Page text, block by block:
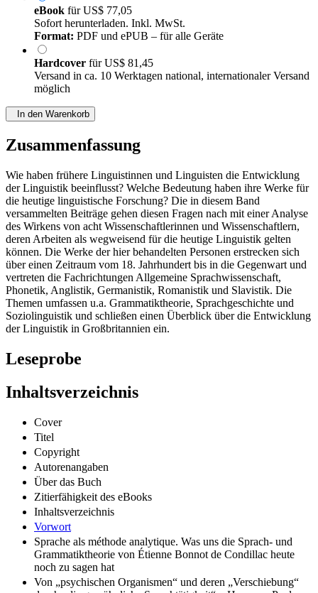
eBook fürUS$ 77,05
Sofort herunterladen. Inkl. MwSt.
Format: PDF und ePUB – für alle Geräte
Hardcover fürUS$ 81,45
Versand in ca. 10 Werktagen national, internationaler Versand
möglich
In den Warenkorb
Zusammenfassung
Wie haben frühere Linguistinnen und Linguisten die Entwicklung
der Linguistik beeinflusst? Welche Bedeutung haben ihre Werke für
die heutige linguistische Forschung? Die in diesem Band
versammelten Beiträge gehen diesen Fragen nach mit einer Analyse
des Wirkens von acht Wissenschaftlerinnen und Wissenschaftlern,
deren Arbeiten als wegweisend für die heutige Linguistik gelten
können. Die Werke der hier behandelten Personen erstrecken sich
über einen Zeitraum vom 18. Jahrhundert bis in die Gegenwart und
vertreten die Fachrichtungen Allgemeine Sprachwissenschaft,
Phonetik, Anglistik, Germanistik, Romanistik und Slavistik. Die
Themen umfassen u.a. Grammatiktheorie, Sprachgeschichte und
Soziolinguistik und schließen einen Überblick über die Entwicklung
der Linguistik in Großbritannien ein.
Leseprobe
Inhaltsverzeichnis
Cover
Titel
Copyright
Autorenangaben
Über das Buch
Zitierfähigkeit des eBooks
Inhaltsverzeichnis
Vorwort
Sprache als méthode analytique. Was uns die Sprach- und
Grammatiktheorie von Étienne Bonnot de Condillac heute
noch zu sagen hat
Von „psychischen Organismen“ und deren „Verschiebung“